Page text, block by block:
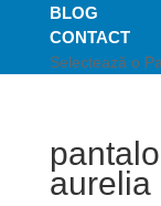
BLOG
CONTACT
Selectează o
aurelia